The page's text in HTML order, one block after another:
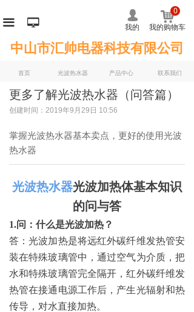
首页 光波热水器 产品中心 联系我们
中山市汇帅电器科技有限公司
넙
我的
낙
我的购物车
0
끀 넡
更多了解光波热水器（问答篇）
创建时间： 2019年9月29日 10:56
掌握光波热水器基本卖点，更好的使用光波
热水器
光波热水器光波加热体基本知识
的问与答
1.问：什么是光波加热？
答：光波加热是将远红外碳纤维发热管安
装在特殊玻璃管中，通过空气为介质，把
水和特殊玻璃管完全隔开，红外碳纤维发
热管在接通电源工作后，产生光辐射和热
传导，对水直接加热。